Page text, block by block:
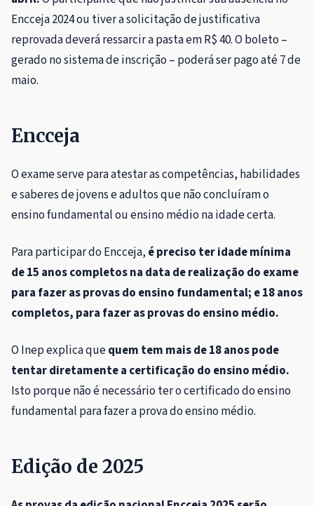
Encceja 2024 ou tiver a solicitação de justificativa
reprovada deverá ressarcir a pasta em R$ 40. O boleto –
gerado no sistema de inscrição – poderá ser pago até 7 de
maio.
Encceja
O exame serve para atestar as competências, habilidades
e saberes de jovens e adultos que não concluíram o
ensino fundamental ou ensino médio na idade certa.
Para participar do Encceja, é preciso ter idade mínima
de 15 anos completos na data de realização do exame
para fazer as provas do ensino fundamental; e 18 anos
completos, para fazer as provas do ensino médio.
O Inep explica quequem tem mais de 18 anos pode
tentar diretamente a certificação do ensino médio.
Isto porque não é necessário ter o certificado do ensino
fundamental para fazer a prova do ensino médio.
Edição de 2025